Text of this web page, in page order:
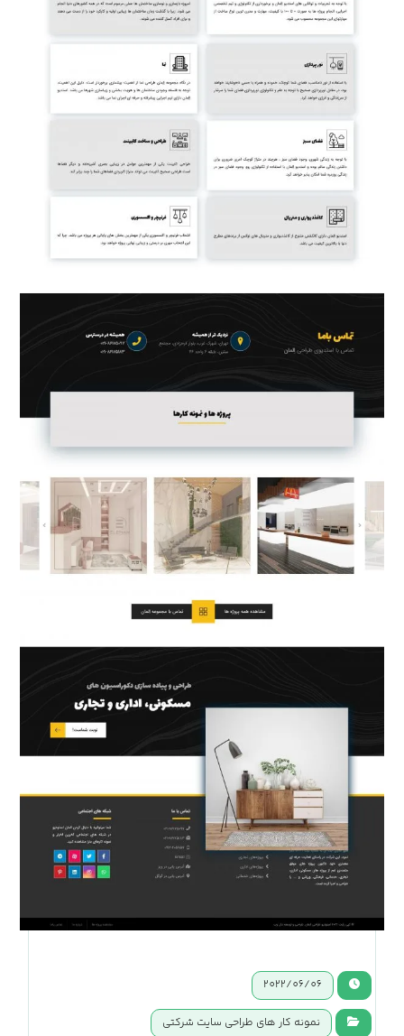
2022/06/06
نمونه کار های طراحی سایت شرکتی